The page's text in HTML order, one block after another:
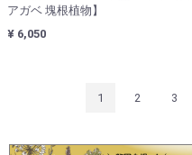
アガベ 塊根植物】
¥ 6,050
1 2 3